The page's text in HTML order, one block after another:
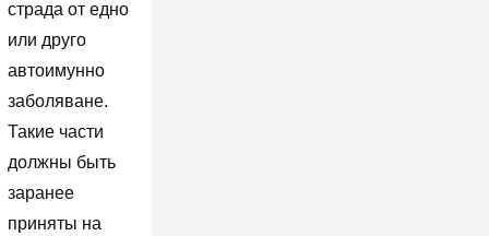
страда от едно
или друго
автоимунно
заболяване.
Такие части
должны быть
заранее
приняты на